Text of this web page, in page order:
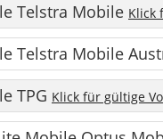
Telstra Mobile Klick
Telstra Mobile
TPG Klick für gültige